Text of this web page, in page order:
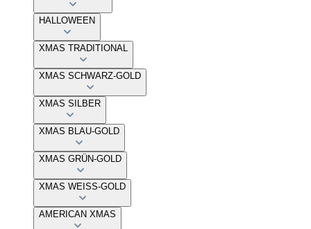
HALLOWEEN
XMAS TRADITIONAL
XMAS SCHWARZ-GOLD
XMAS SILBER
XMAS BLAU-GOLD
XMAS GRÜN-GOLD
XMAS WEISS-GOLD
AMERICAN XMAS